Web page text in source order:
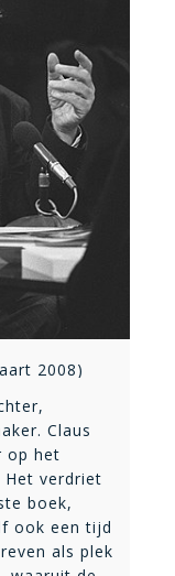
2008)
Claus
op het
Het verdriet
boek,
ook een tijd
als plek